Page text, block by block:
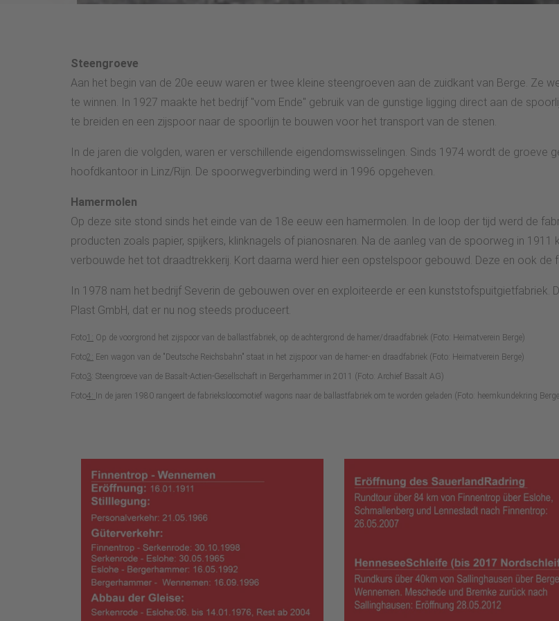
Steengroeve
Aan het begin van de 20e eeuw waren er twee kleine steengroeven aan de zuidkant van Berge. Ze
te winnen. In 1927 maakte het bedrijf "vom Ende" gebruik van de gunstige ligging direct aan de
te breiden en een zijspoor naar de spoorlijn te bouwen voor het transport van de stenen.
In de jaren die volgden, waren er verschillende eigendomswisselingen. Sinds 1974 wordt de
hoofdkantoor in Linz/Rijn. De spoorwegverbinding werd in 1996 opgeheven.
Hamermolen
Op deze site stond sinds het einde van de 18e eeuw een hamermolen. In de loop der tijd werd de
producten zoals papier, spijkers, klinknagels of pianosnaren. Na de aanleg van de spoorweg in
verbouwde het tot draadtrekkerij. Kort daarna werd hier een opstelspoor gebouwd. Deze en ook de
In 1978 nam het bedrijf Severin de gebouwen over en exploiteerde er een kunststofspuitgietfabriek.
Plast GmbH, dat er nu nog steeds produceert.
Foto1:
Op de voorgrond het zijspoor van de ballastfabriek, op de achtergrond de hamer/draadfabriek (Foto: Heimatverein Berge)
Foto2:
Een wagon van de "Deutsche Reichsbahn" staat in het zijspoor van de hamer- en draadfabriek (Foto: Heimatverein Berge)
Foto3 : Steengroeve van de Basalt-Actien-Gesellschaft in Bergerhammer in 2011 (Foto: Archief Basalt AG)
Foto4: In de jaren 1980 rangeert de fabriekslocomotief wagons naar de ballastfabriek om te worden geladen (Foto: heemkundekring